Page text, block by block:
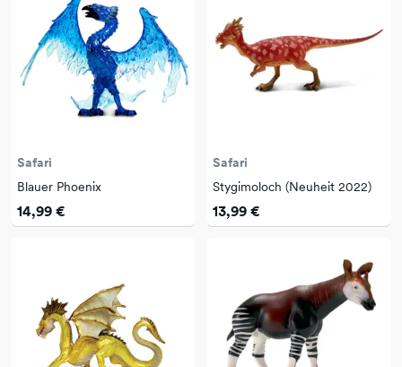
Safari
Blauer Phoenix
14,99 €
Safari
Stygimoloch (Neuheit 2022)
13,99 €